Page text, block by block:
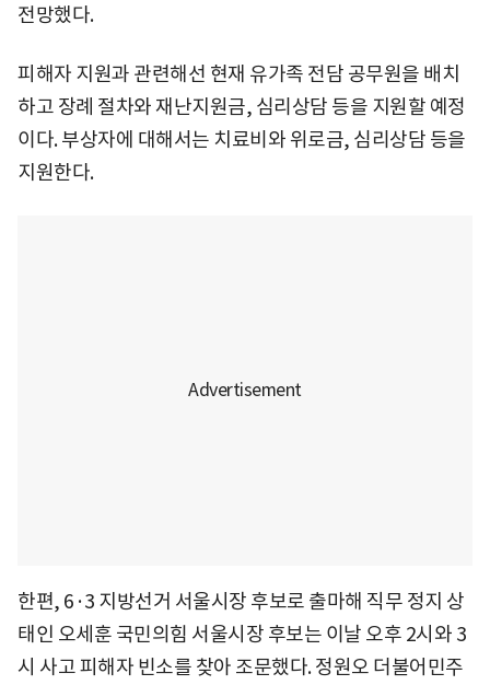
전망했다.
피해자 지원과 관련해선 현재 유가족 전담 공무원을 배치
하고 장례 절차와 재난지원금, 심리상담 등을 지원할 예정
이다. 부상자에 대해서는 치료비와 위로금, 심리상담 등을
지원한다.
한편, 6·3 지방선거 서울시장 후보로 출마해 직무 정지 상
태인 오세훈 국민의힘 서울시장 후보는 이날 오후 2시와 3
시 사고 피해자 빈소를 찾아 조문했다. 정원오 더불어민주